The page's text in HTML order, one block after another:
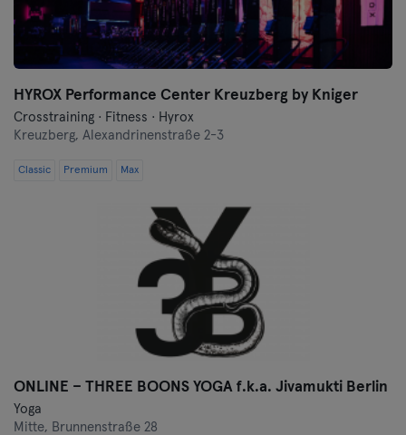
HYROX Performance Center Kreuzberg by Kniger
Crosstraining · Fitness · Hyrox
Kreuzberg, Alexandrinenstraße 2-3
Classic Premium Max
ONLINE – THREE BOONS YOGA f.k.a. Jivamukti Berlin
Yoga
Mitte, Brunnenstraße 28